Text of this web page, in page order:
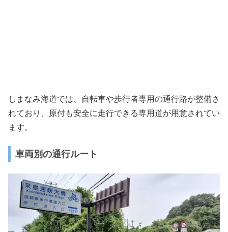
しまなみ海道では、自転車や歩行者専用の通行路が整備さ
れており、原付も安全に走行できる専用道が用意されてい
ます。
車両別の通行ルート